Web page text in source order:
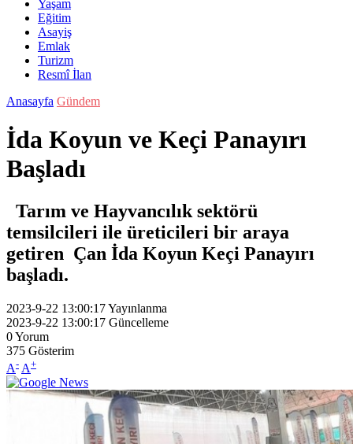
Yaşam
Eğitim
Asayiş
Emlak
Turizm
Resmî İlan
Anasayfa Gündem
İda Koyun ve Keçi Panayırı
Başladı
Tarım ve Hayvancılık sektörü
temsilcileri ile üreticileri bir araya
getiren Çan İda Koyun Keçi Panayırı
başladı.
2023-9-22 13:00:17Yayınlanma
2023-9-22 13:00:17 Güncelleme
0Yorum
375 Gösterim
A- A+